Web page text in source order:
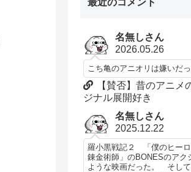
名無しさん
2026.05.26
こち亀のアニオリは嫌いだ
【賛否】昔のアニメ
ジナル展開好き
名無しさん
2025.12.22
羅小黒戦記２ 「僕のヒー
錬金術師」のBONESのアク
ような映画だった。 そして